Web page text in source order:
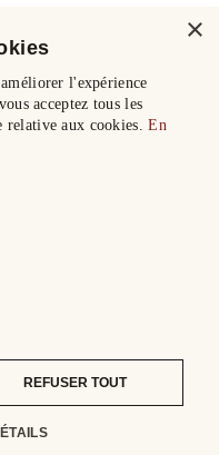
×
l'expérience
acceptez tous les
relative aux cookies.En
REFUSER TOUT